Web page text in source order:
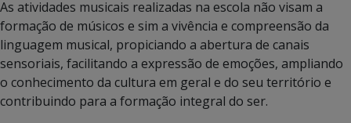
As atividades musicais realizadas na escola não visam a
formação de músicos e sim a vivência e compreensão da
linguagem musical, propiciando a abertura de canais
sensoriais, facilitando a expressão de emoções, ampliando
o conhecimento da cultura em geral e do seu território e
contribuindo para a formação integral do ser.